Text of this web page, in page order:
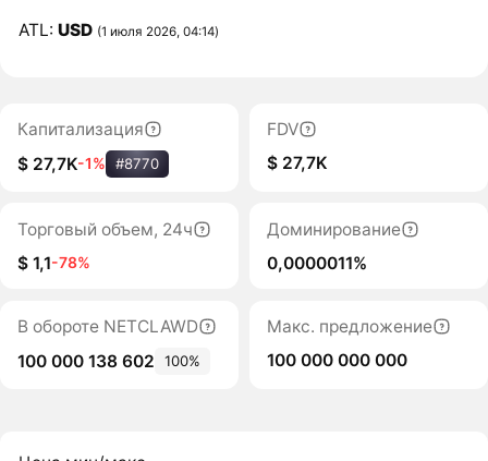
ATL:USD (1 июля 2026, 04:14)
Капитализация
$ 27,7K-1% #8770
FDV
$ 27,7K
Торговый объем, 24ч
$ 1,1-78%
Доминирование
0,0000011%
В обороте NETCLAWD
100 000 138 602
100%
Макс. предложение
100 000 000 000